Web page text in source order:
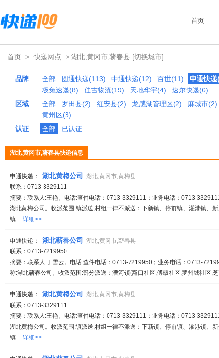
首页
首页 > 快递网点 > 湖北,黄冈市,蕲春县 [切换城市]
品牌 全部 圆通快递(113) 中通快递(12) 百世(11)
申通快递
极兔速递(8)
佳吉物流(19) 天地华宇(4)
速尔快递(6)
区域
全部 罗田县(2) 红安县(2) 龙感湖管理区(2)
麻城市(2)
黄州区(3)
认证
全部 已认证
湖北,黄冈市,蕲春县快递信息
申通快递： 湖北黄梅公司
湖北,黄冈市,黄梅县
联系：0713-3329111
摘要：联系人:王艳。电话:查件电话：0713-3329111；业务电话：0713-
湖北黄梅公司。收派范围:镇派送,村组一律不派送：下新镇、停前镇、濯港镇、
镇... 详细>>
申通快递： 湖北蕲春公司
湖北,黄冈市,蕲春县
联系：0713-7219950
摘要：联系人:丁雪云。电话:查件电话：0713-7219950；业务电话：0713-
称:湖北蕲春公司。收派范围:部分派送：漕河镇(豁口社区,傅畈社区,罗州城社区,
申通快递： 湖北黄梅公司
湖北,黄冈市,黄梅县
联系：0713-3329111
摘要：联系人:王艳。电话:查件电话：0713-3329111；业务电话：0713-
湖北黄梅公司。收派范围:镇派送,村组一律不派送：下新镇、停前镇、濯港镇、
镇... 详细>>